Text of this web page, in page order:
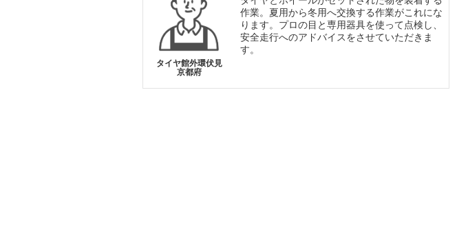
タイヤ館外環伏見
京都府
作業。夏用から冬用へ交換する作業がこれにな
ります。プロの目と専用器具を使って点検し、
安全走行へのアドバイスをさせていただきま
す。